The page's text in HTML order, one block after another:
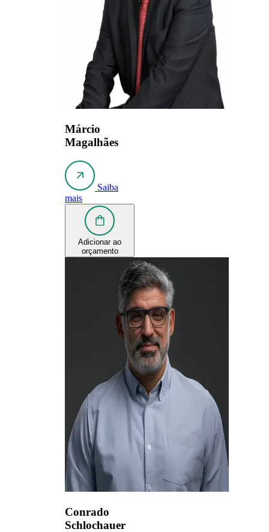
Márcio
Magalhães
Saiba
mais
Adicionar ao
orçamento
Conrado
Schlochauer